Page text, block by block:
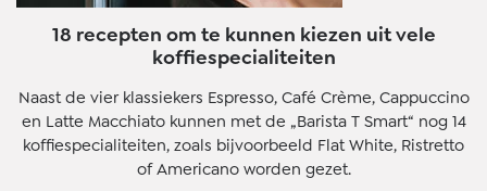
18 recepten om te kunnen kiezen uit vele
koffiespecialiteiten
Naast de vier klassiekers Espresso, Café Crème, Cappuccino
en Latte Macchiato kunnen met de „Barista T Smart“ nog 14
koffiespecialiteiten, zoals bijvoorbeeld Flat White, Ristretto
of Americano worden gezet.